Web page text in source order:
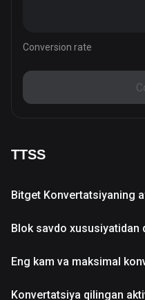
Conversion rate
TTSS
Bitget Konvertatsiyaning
Blok savdo xususiyatidan
Eng kam va maksimal
Konvertatsiya qilingan